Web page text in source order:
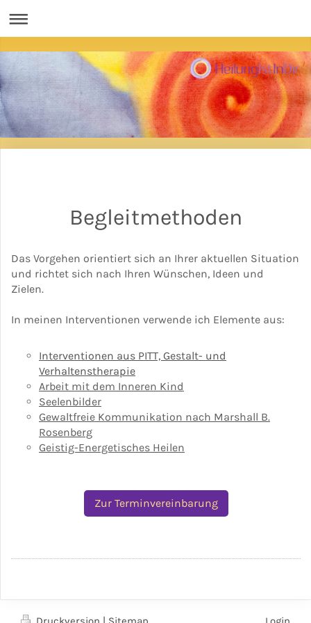
Begleitmethoden
Das Vorgehen orientiert sich an Ihrer aktuellen Situation
und richtet sich nach Ihren Wünschen, Ideen und
Zielen.
In meinen Interventionen verwende ich Elemente aus:
Interventionen aus PITT, Gestalt- und
Verhaltenstherapie
Arbeit mit dem Inneren Kind
Seelenbilder
Gewaltfreie Kommunikation nach Marshall B.
Rosenberg
Geistig-Energetisches Heilen
Zur Terminvereinbarung